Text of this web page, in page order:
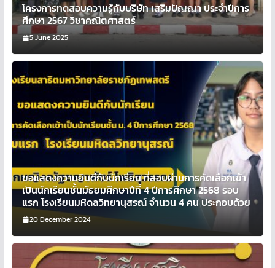
โครงการทดสอบความรู้กับบริษัท เสริมปัญญา ประจำปีการ
ศึกษา 2567 วิชาคณิตศาสตร์
5 June 2025
ขอแสดงความยินดีกับนักเรียน ที่สอบผ่านการคัดเลือกเข้า
เป็นนักเรียนชั้นมัธยมศึกษาปีที่ 4 ปีการศึกษา 2568 รอบ
แรก โรงเรียนมหิดลวิทยานุสรณ์ จำนวน 4 คน ประกอบด้วย
20 December 2024